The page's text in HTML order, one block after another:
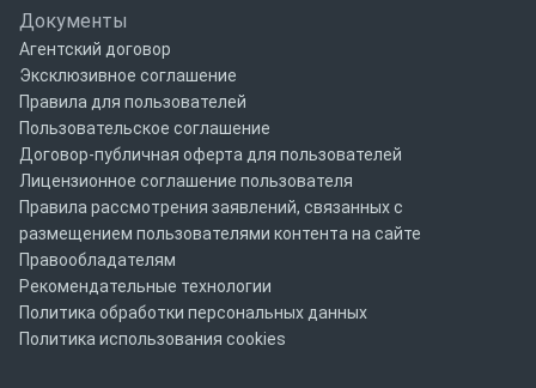
Документы
Агентский договор
Эксклюзивное соглашение
Правила для пользователей
Пользовательское соглашение
Договор-публичная оферта для пользователей
Лицензионное соглашение пользователя
Правила рассмотрения заявлений, связанных с
размещением пользователями контента на сайте
Правообладателям
Рекомендательные технологии
Политика обработки персональных данных
Политика использования cookies